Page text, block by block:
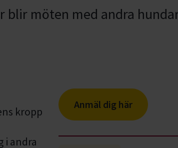
blir möten med andra
kropp
i andra
Anmäl dig här